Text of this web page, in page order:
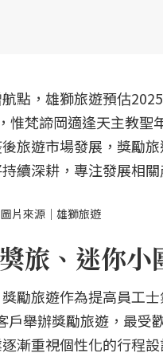
點，雄獅旅遊預估
惟梵諦岡適逢天主教聖
旅遊市場發展，獎勵
續深耕，專注發展相
片來源｜雄獅旅遊
旅、迷你小
勵旅遊作為提高員工
舉辦獎勵旅遊，最受
漸重視個性化的行程